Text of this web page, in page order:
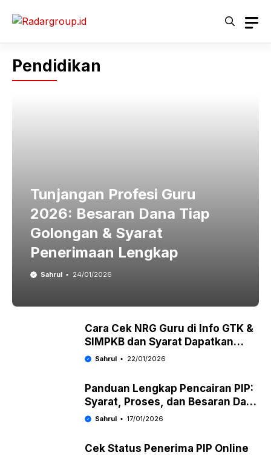
Pendidikan
Tunjangan Profesi Guru
2026: Besaran Dana Tiap
Golongan & Syarat
Penerimaan Lengkap
Sahrul 24/01/2026
Cara Cek NRG Guru di Info GTK &
SIMPKB dan Syarat Dapatkan
Tunjangan Profesi Lengkap
Sahrul 22/01/2026
Panduan Lengkap Pencairan PIP:
Syarat, Proses, dan Besaran Dana
Terbaru
Sahrul 17/01/2026
Cek Status Penerima PIP Online